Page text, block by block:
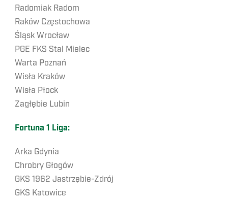
Radomiak Radom
Raków Częstochowa
Śląsk Wrocław
PGE FKS Stal Mielec
Warta Poznań
Wisła Kraków
Wisła Płock
Zagłębie Lubin
Fortuna 1 Liga:
Arka Gdynia
Chrobry Głogów
GKS 1962 Jastrzębie-Zdrój
GKS Katowice